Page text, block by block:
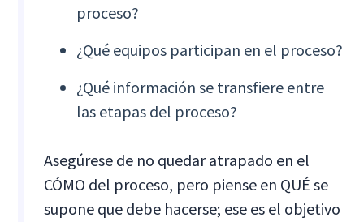
proceso?
¿Qué equipos participan en el proceso?
¿Qué información se transfiere entre
las etapas del proceso?
Asegúrese de no quedar atrapado en el
CÓMO del proceso, pero piense en QUÉ se
supone que debe hacerse; ese es el objetivo